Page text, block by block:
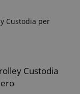
Custodia